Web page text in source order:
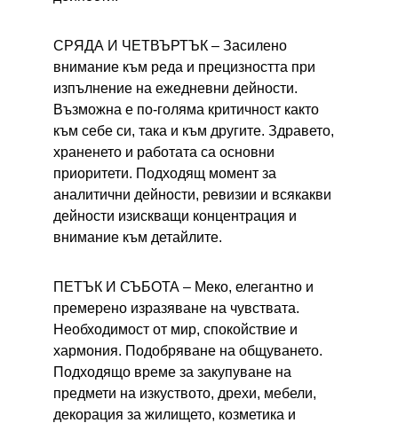
СРЯДА И ЧЕТВЪРТЪК – Засилено
внимание към реда и прецизността при
изпълнение на ежедневни дейности.
Възможна е по-голяма критичност както
към себе си, така и към другите. Здравето,
храненето и работата са основни
приоритети. Подходящ момент за
аналитични дейности, ревизии и всякакви
дейности изискващи концентрация и
внимание към детайлите.
ПЕТЪК И СЪБОТА – Меко, елегантно и
премерено изразяване на чувствата.
Необходимост от мир, спокойствие и
хармония. Подобряване на общуването.
Подходящо време за закупуване на
предмети на изкуството, дрехи, мебели,
декорация за жилището, козметика и